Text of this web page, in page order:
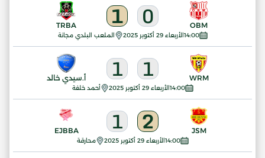
14:00الأربعاء 29 أكتوبر 2025 الملعب البلدي مجانة
OBM
0
1
TRBA
14:00الأربعاء 29 أكتوبر 2025 أحمد خلفة
WRM
1
1 أ.سيدي خالد
14:00الأربعاء 29 أكتوبر 2025 محارقة
JSM
2
1
EJBBA